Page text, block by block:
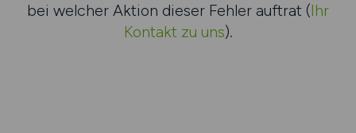
bei welcher Aktion dieser Fehler auftrat (Ihr
Kontakt zu uns).